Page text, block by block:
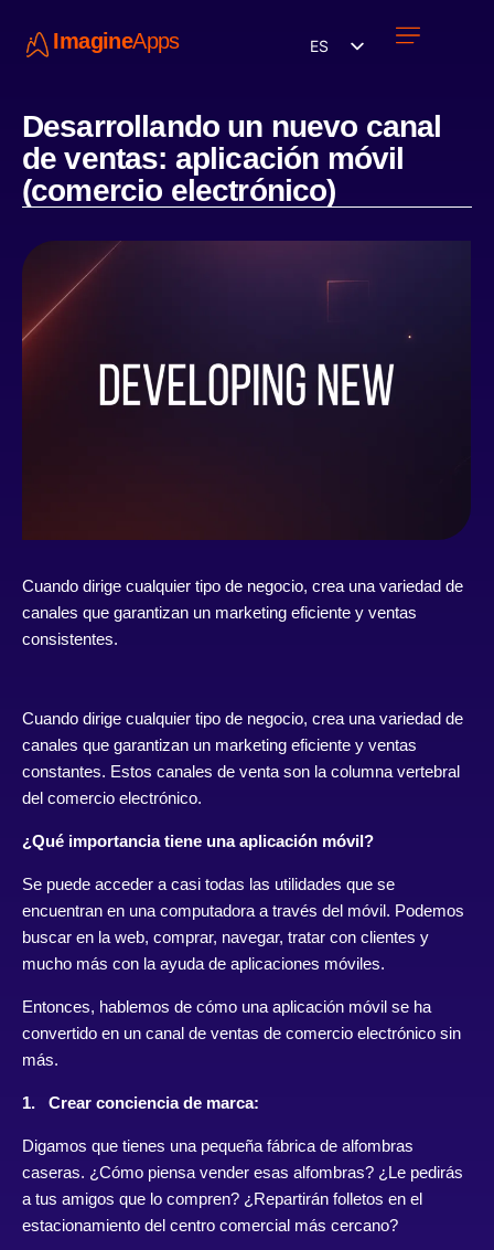
ImagineApps ES
Desarrollando un nuevo canal
de ventas: aplicación móvil
(comercio electrónico)
Cuando dirige cualquier tipo de negocio, crea una variedad de
canales que garantizan un marketing eficiente y ventas
consistentes.
Cuando dirige cualquier tipo de negocio, crea una variedad de
canales que garantizan un marketing eficiente y ventas
constantes. Estos canales de venta son la columna vertebral
del comercio electrónico.
¿Qué importancia tiene una aplicación móvil?
Se puede acceder a casi todas las utilidades que se
encuentran en una computadora a través del móvil. Podemos
buscar en la web, comprar, navegar, tratar con clientes y
mucho más con la ayuda de aplicaciones móviles.
Entonces, hablemos de cómo una aplicación móvil se ha
convertido en un canal de ventas de comercio electrónico sin
más.
1. Crear conciencia de marca:
Digamos que tienes una pequeña fábrica de alfombras
caseras. ¿Cómo piensa vender esas alfombras? ¿Le pedirás
a tus amigos que lo compren? ¿Repartirán folletos en el
estacionamiento del centro comercial más cercano?